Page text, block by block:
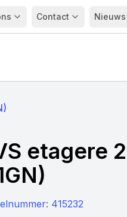
Contact Nieuws
etagere
415232